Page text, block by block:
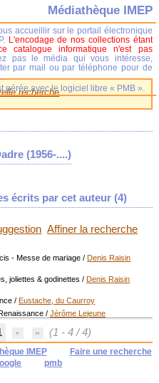
recherche
(1956-....)
écrits par cet auteur (4)
Affiner la recherche
- Messe de mariage /Denis Raisin
joliettes & godinettes /Denis Raisin
/Eustache, du Caurroy
/Jérôme Lejeune
(1 - 4 / 4)
IMEP
Faire une recherche
pmb
Médiathèque IMEP
accueillir sur le portail électronique
L'encodage de nos collections étant
catalogue informatique n'est pas
pas le média qui vous intéresse,
par mail ou par téléphone pour de
gérée avec le logiciel libre « PMB ».